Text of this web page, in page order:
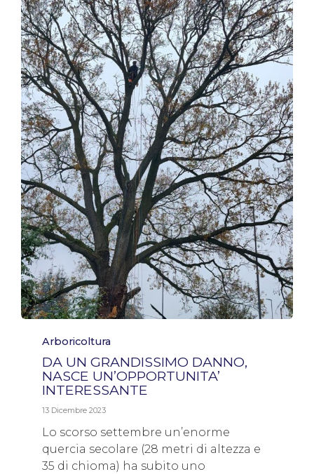
Category
Arboricoltura
DA UN GRANDISSIMO DANNO,
NASCE UN’OPPORTUNITA’
INTERESSANTE
13 Dicembre 2023
Lo scorso settembre un’enorme
quercia secolare (28 metri di altezza e
35 di chioma) ha subito uno